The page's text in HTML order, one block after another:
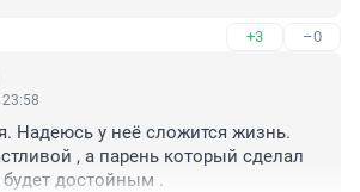
+3 –0
Надеюсь у неё сложится жизнь.
, а парень который сделал
достойным .